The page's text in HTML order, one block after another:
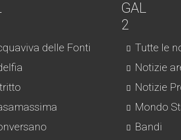
delle Fonti
Tutte le
Notizie
Notizie
Mondo
Bandi